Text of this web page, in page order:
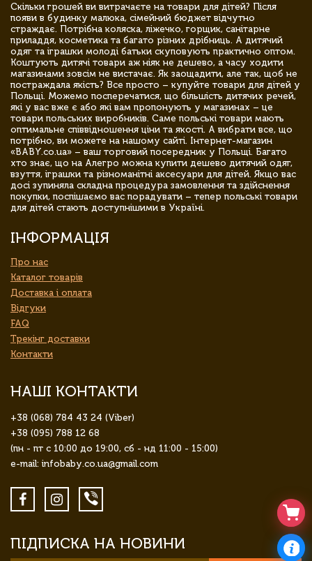
Скільки грошей ви витрачаєте на товари для дітей? Після
появи в будинку малюка, сімейний бюджет відчутно
страждає. Потрібна коляска, ліжечко, горщик, санітарне
приладдя, косметика та багато різних дрібниць. А дитячий
одяг та іграшки молоді батьки скуповують практично оптом.
Коштують дитячі товари аж ніяк не дешево, а часу ходити
магазинами зовсім не вистачає. Як заощадити, але так, щоб не
постраждала якість? Все просто – купуйте товари для дітей у
Польщі. Можемо посперечатися, що більшість дитячих речей,
які у вас вже є або які вам пропонують у магазинах – це
товари польських виробників. Саме польські товари мають
оптимальне співвідношення ціни та якості. А вибрати все, що
потрібно, ви можете на нашому сайті. Інтернет-магазин
«BABY.co.ua» – ваш торговий посередник у Польщі. Багато
хто знає, що на Алегро можна купити дешево дитячий одяг,
взуття, іграшки та різноманітні аксесуари для дітей. Якщо вас
досі зупиняла складна процедура замовлення та здійснення
покупки, поспішаємо вас порадувати – тепер польські товари
для дітей стають доступнішими в Україні.
ІНФОРМАЦІЯ
Про нас
Каталог товарів
Доставка і оплата
Відгуки
FAQ
Трекінг доставки
Контакти
НАШІ КОНТАКТИ
+38 (068) 784 43 24 (Viber)
+38 (095) 788 12 68
(пн - пт с 10:00 до 19:00, сб - нд 11:00 - 15:00)
e-mail: infobaby.co.ua@gmail.com
ПІДПИСКА НА НОВИНИ